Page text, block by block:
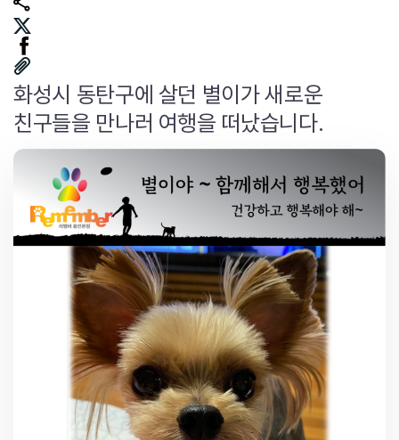
화성시 동탄구에 살던 별이가 새로운
친구들을 만나러 여행을 떠났습니다.